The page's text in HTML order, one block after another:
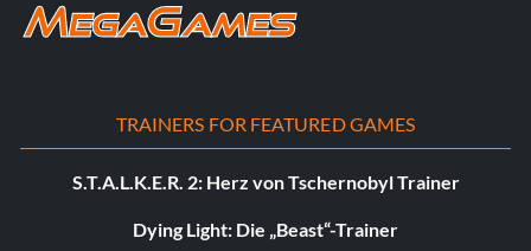
TRAINERS FOR FEATURED GAMES
S.T.A.L.K.E.R. 2: Herz von Tschernobyl Trainer
Dying Light: Die „Beast“-Trainer